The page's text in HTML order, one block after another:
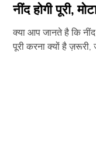
नींद होगी पूरी,
क्या आप जानते है कि
पूरी करना क्यों है